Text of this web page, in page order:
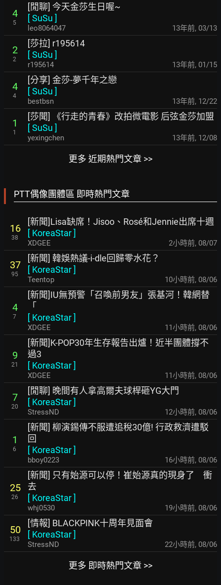
4
5
[閒聊] 今天金莎生日喔~
[SuSu ]
leo8064047 13年前, 03/13
2
2
[莎拉] r195614
[SuSu ]
r195614 13年前, 01/15
4
4
[分享] 金莎-夢千年之戀
[SuSu ]
bestbsn 13年前, 12/22
1
1
[莎聞] 《行走的青春》改拍微電影 后弦金莎加盟
[SuSu ]
yexingchen 13年前, 12/08
更多 近期熱門文章 >>
PTT偶像團體區 即時熱門文章
16
38
[新聞]Lisa缺席！Jisoo、Rosé和Jennie出席十週
[ KoreaStar]
XDGEE 2小時前, 08/07
37
95
[新聞] 韓娛熱議-i-dle回歸零水花？
[ KoreaStar]
Teentop 10小時前, 08/06
4
7
[新聞]IU無預警「召喚前男友」張基河！韓網替
「
[ KoreaStar]
XDGEE 11小時前, 08/06
9
21
[新聞]K-POP30年生存報告出爐！近半團體撐不
過3
[ KoreaStar]
XDGEE 11小時前, 08/06
7
20
[閒聊] 晚間有人拿高爾夫球桿砸YG大門
[ KoreaStar]
StressND 12小時前, 08/06
1
6
[新聞] 柳演錫傳不服遭追稅30億! 行政救濟遭駁
回
[ KoreaStar]
bboy0223 16小時前, 08/06
25
26
[新聞] 只有始源可以停！崔始源真的現身了 衝
去
[ KoreaStar]
whj0530 19小時前, 08/06
50
133
[情報] BLACKPINK十周年見面會
[ KoreaStar]
StressND 22小時前, 08/06
更多 即時熱門文章 >>